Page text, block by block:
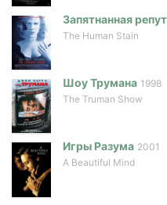
Запятнанная
The Human Stain
Шоу Трумана 1998
The Truman Show
Игры Разума 2001
A Beautiful Mind